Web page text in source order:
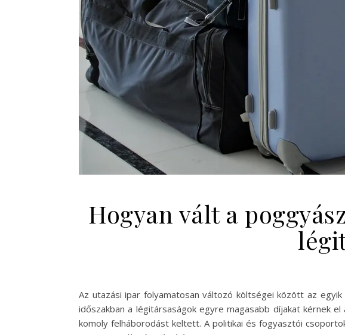
Hogyan vált a
Az utazási ipar folyamatosan változó költségei között az
időszakban a légitársaságok egyre magasabb díjakat kérnek
komoly felháborodást keltett. A politikai és fogyasztói